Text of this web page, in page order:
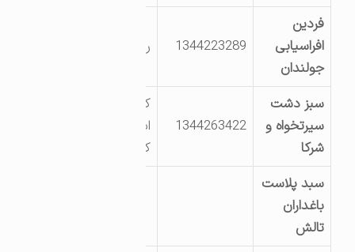
فردین
افراسیابی
جولندان
1344223289 روستای بالاده
سبز دشت
سیرتخواه و
1344263422
کمربندی اسالم
ابتدای روستای
کله سرا
سبد پلاست
باغداران
تالش